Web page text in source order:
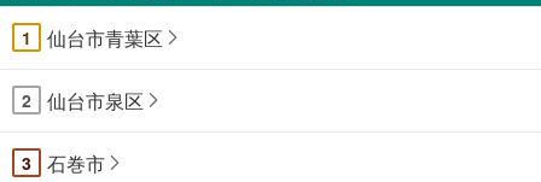
1 仙台市青葉区
2 仙台市泉区
3 石巻市